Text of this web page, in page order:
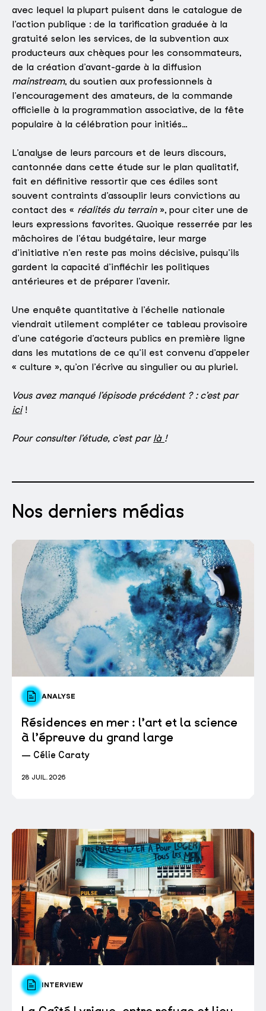
avec lequel la plupart puisent dans le catalogue de
l’action publique : de la tarification graduée à la
gratuité selon les services, de la subvention aux
producteurs aux chèques pour les consommateurs,
de la création d’avant-garde à la diffusion
mainstream, du soutien aux professionnels à
l’encouragement des amateurs, de la commande
officielle à la programmation associative, de la fête
populaire à la célébration pour initiés…
L’analyse de leurs parcours et de leurs discours,
cantonnée dans cette étude sur le plan qualitatif,
fait en définitive ressortir que ces édiles sont
souvent contraints d’assouplir leurs convictions au
contact des « réalités du terrain», pour citer une de
leurs expressions favorites. Quoique resserrée par les
mâchoires de l’étau budgétaire, leur marge
d’initiative n’en reste pas moins décisive, puisqu’ils
gardent la capacité d’infléchir les politiques
antérieures et de préparer l’avenir.
Une enquête quantitative à l’échelle nationale
viendrait utilement compléter ce tableau provisoire
d’une catégorie d’acteurs publics en première ligne
dans les mutations de ce qu’il est convenu d’appeler
« culture », qu’on l’écrive au singulier ou au pluriel.
Vous avez manqué l’épisode précédent ? : c’est par
ici!
Pour consulter l’étude, c’est par là !
Nos derniers médias
ANALYSE
Résidences en mer : l’art et la science
à l’épreuve du grand large
— Célie Caraty
28 JUIL. 2026
INTERVIEW